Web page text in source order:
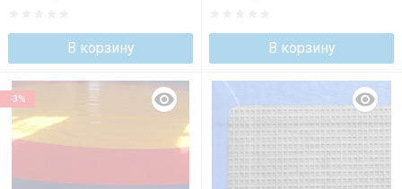
В корзину В корзину
-3%